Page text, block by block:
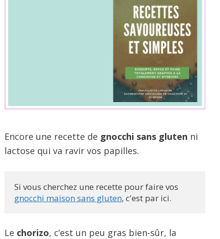
Encore une recette de gnocchi sans gluten ni
lactose qui va ravir vos papilles.
gnocchi maison sans gluten, c'est par ici.
Le chorizo, c’est un peu gras bien-sûr, la